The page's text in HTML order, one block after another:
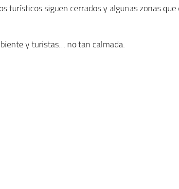
turísticos siguen cerrados y algunas zonas
y turistas… no tan calmada.